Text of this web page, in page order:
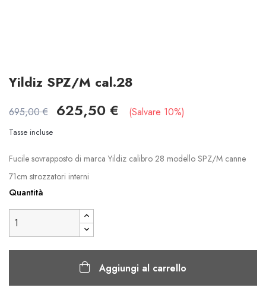
Yildiz SPZ/M cal.28
695,00 € 625,50 € Salvare 10%
Tasse incluse
Fucile sovrapposto di marca Yildiz calibro 28 modello SPZ/M canne
71cm strozzatori interni
Quantità
Aggiungi al carrello